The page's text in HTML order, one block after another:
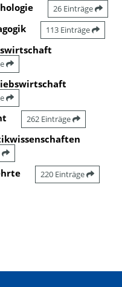
26 Einträge
113 Einträge
262 Einträge
220 Einträge